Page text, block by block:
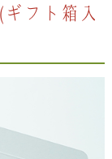
熨斗について
フト箱入